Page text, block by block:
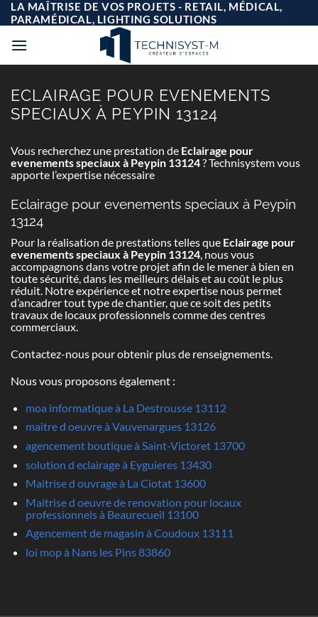
Passer
au
contenu
LA MAÎTRISE DE VOS PROJETS - RETAIL, MÉDICAL,
PARAMÉDICAL, LIGHTING SOLUTIONS
ECLAIRAGE POUR EVENEMENTS
SPECIAUX À PEYPIN 13124
Vous recherchez une prestation de Eclairage pour
evenements speciaux à Peypin 13124? Technisystem vous
apporte l’expertise nécessaire
Eclairage pour evenements speciaux à Peypin
13124
Pour la réalisation de prestations telles que Eclairage pour
evenements speciaux à Peypin 13124, nous vous
accompagnons dans votre projet afin de le mener à bien en
toute sécurité, dans les meilleurs délais et au coût le plus
réduit. Notre expérience et notre expertise nous permet
d’ancadrer tout type de chantier, que ce soit des petits
travaux de locaux professionnels comme des centres
commerciaux.
Contactez-nous pour obtenir plus de renseignements.
Nous vous proposons également :
moa informatique à La Destrousse 13112
maitre d oeuvre à Vauvenargues 13126
agencement boutique à Saint-Victoret 13700
solution d eclairage à Eyguieres 13430
Maitrise d ouvrage à La Ciotat 13600
Maitrise d oeuvre de renovation pour locaux
professionnels à Beaurecueil 13100
Agencement de magasin à Coudoux 13111
loi mop à Nans les Pins 83860